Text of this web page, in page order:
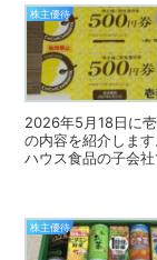
株主優待
2026年5月18日に
の内容を紹介しま
ハウス食品の子会
株主優待